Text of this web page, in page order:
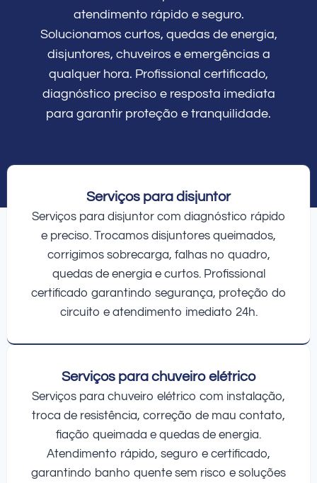
atendimento rápido e seguro.
Solucionamos curtos, quedas de energia,
disjuntores, chuveiros e emergências a
qualquer hora. Profissional certificado,
diagnóstico preciso e resposta imediata
para garantir proteção e tranquilidade.
Serviços para disjuntor
Serviços para disjuntor com diagnóstico rápido
e preciso. Trocamos disjuntores queimados,
corrigimos sobrecarga, falhas no quadro,
quedas de energia e curtos. Profissional
certificado garantindo segurança, proteção do
circuito e atendimento imediato 24h.
Serviços para chuveiro elétrico
Serviços para chuveiro elétrico com instalação,
troca de resistência, correção de mau contato,
fiação queimada e quedas de energia.
Atendimento rápido, seguro e certificado,
garantindo banho quente sem risco e soluções